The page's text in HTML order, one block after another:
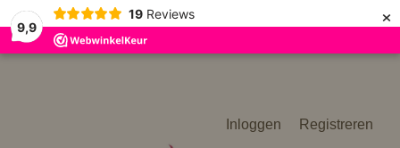
9,9
19 Reviews ×
Inloggen Registreren